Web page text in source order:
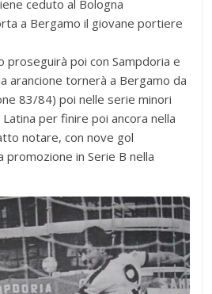
ceduto al Bologna
a Bergamo il giovane portiere
proseguirà poi con Sampdoria e
arancione tornerà a Bergamo da
83/84) poi nelle serie minori
per finire poi ancora nella
notare, con nove gol
promozione in Serie B nella